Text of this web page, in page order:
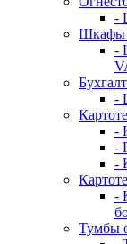
-
Шкафы
-
-
-
-
-
-
Тумбы